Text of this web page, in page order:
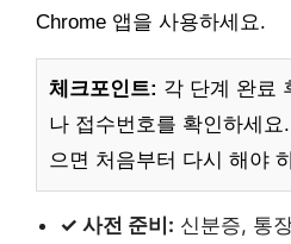
Chrome 앱을 사용하세요.
체크포인트: 각 단계 완료
나 접수번호를 확인하세
으면 처음부터 다시 해야
✓ 사전 준비: 신분증, 통